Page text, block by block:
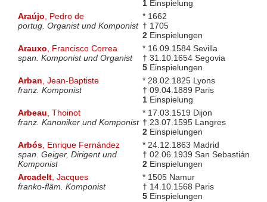
1Einspielung
Araújo, Pedro de
portug. Organist und Komponist
* 1662
† 1705
2Einspielungen
Arauxo, Francisco Correa
span. Komponist und Organist
* 16.09.1584 Sevilla
† 31.10.1654 Segovia
5Einspielungen
Arban, Jean-Baptiste
franz. Komponist
* 28.02.1825 Lyons
† 09.04.1889 Paris
1Einspielung
Arbeau, Thoinot
franz. Kanoniker und Komponist
* 17.03.1519 Dijon
† 23.07.1595 Langres
2Einspielungen
Arbós, Enrique Fernández
span. Geiger, Dirigent und
Komponist
* 24.12.1863 Madrid
† 02.06.1939 San Sebastián
2Einspielungen
Arcadelt, Jacques
franko-fläm. Komponist
* 1505 Namur
† 14.10.1568 Paris
5Einspielungen